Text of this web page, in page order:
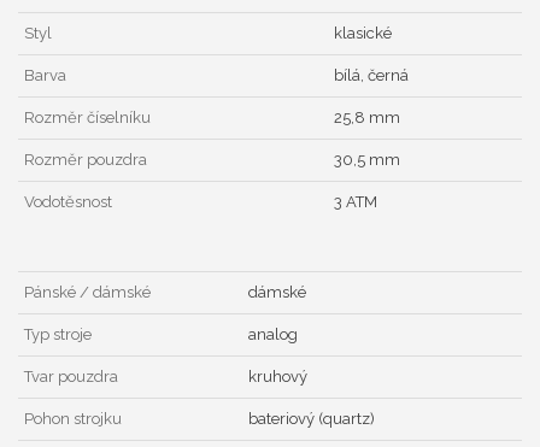
Styl klasické
Barva bílá, černá
Rozměr číselníku 25,8 mm
Rozměr pouzdra 30,5 mm
Vodotěsnost 3 ATM
Pánské / dámské dámské
Typ stroje analog
Tvar pouzdra kruhový
Pohon strojku bateriový (quartz)